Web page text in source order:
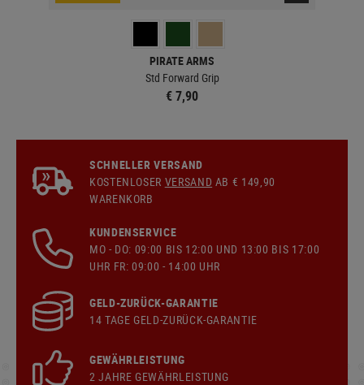
PIRATE ARMS
Std Forward Grip
€ 7,90
SCHNELLER VERSAND
KOSTENLOSER VERSAND AB € 149,90
WARENKORB
KUNDENSERVICE
MO - DO: 09:00 BIS 12:00 UND 13:00 BIS 17:00
UHR FR: 09:00 - 14:00 UHR
GELD-ZURÜCK-GARANTIE
14 TAGE GELD-ZURÜCK-GARANTIE
GEWÄHRLEISTUNG
2 JAHRE GEWÄHRLEISTUNG